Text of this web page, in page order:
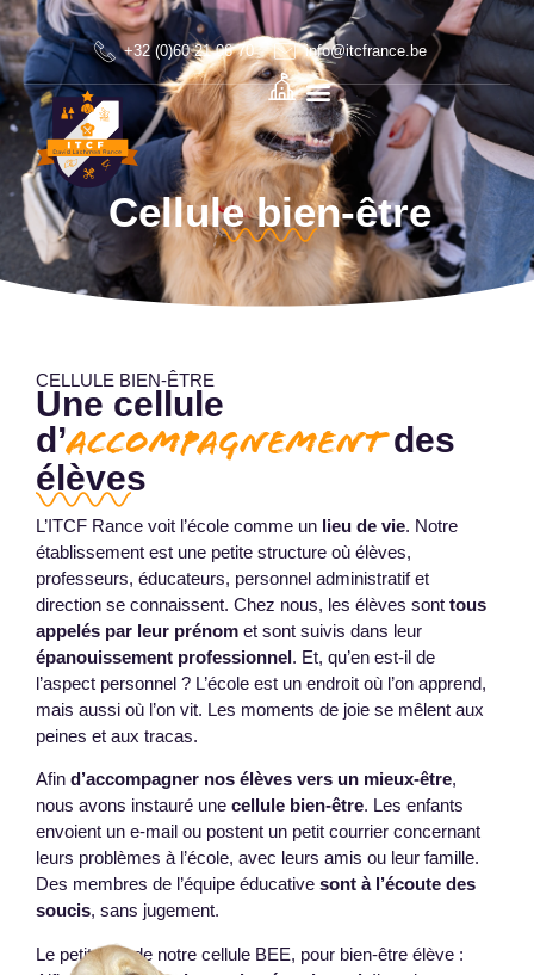
+32 (0)60 21 06 70 info@itcfrance.be
Cellule bien-être
CELLULE BIEN-ÊTRE
Une cellule
d’accompagnementdes
élèves
L’ITCF Rance voit l’école comme un lieu de vie. Notre
établissement est une petite structure où élèves,
professeurs, éducateurs, personnel administratif et
direction se connaissent. Chez nous, les élèves sont tous
appelés par leur prénom et sont suivis dans leur
épanouissement professionnel. Et, qu’en est-il de
l’aspect personnel ? L’école est un endroit où l’on apprend,
mais aussi où l’on vit. Les moments de joie se mêlent aux
peines et aux tracas.
Afin d’accompagner nos élèves vers un mieux-être,
nous avons instauré une cellule bien-être. Les enfants
envoient un e-mail ou postent un petit courrier concernant
leurs problèmes à l’école, avec leurs amis ou leur famille.
Des membres de l’équipe éducative sont à l’écoute des
soucis, sans jugement.
Le petit plus de notre cellule BEE, pour bien-être élève :